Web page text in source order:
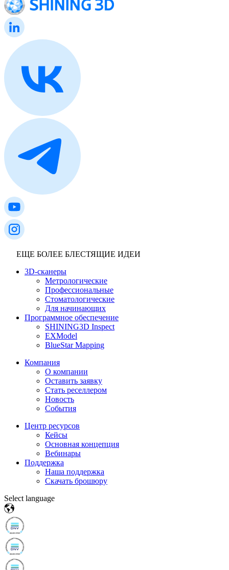
ЕЩЕ БОЛЕЕ БЛЕСТЯЩИЕ ИДЕИ
3D-сканеры
Метрологические
Профессиональные
Стоматологические
Для начинающих
Программное обеспечение
SHINING3D Inspect
EXModel
BlueStar Mapping
Компания
О компании
Оставить заявку
Стать реселлером
Новость
События
Центр ресурсов
Кейсы
Основная концепция
Вебинары
Поддержка
Наша поддержка
Скачать брошюру
Select language